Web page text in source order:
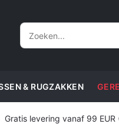
& RUGZAKKEN
Gratis levering vanaf 99